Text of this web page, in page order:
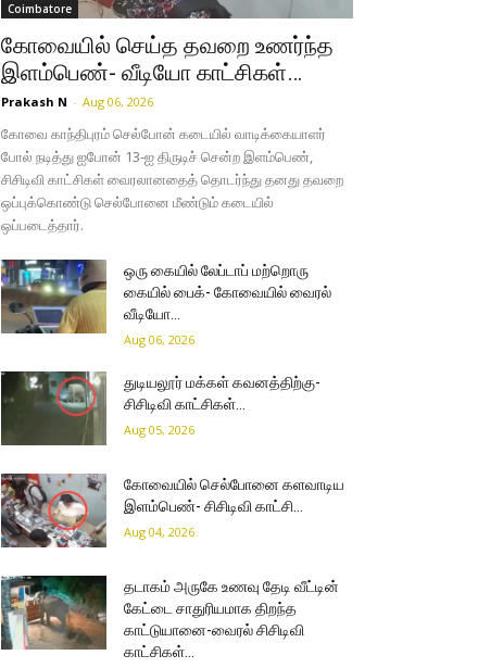
Coimbatore
கோவையில் செய்த தவறை உணர்ந்த
இளம்பெண்- வீடியோ காட்சிகள்…
Prakash N - Aug 06, 2026
கோவை காந்திபுரம் செல்போன் கடையில் வாடிக்கையாளர்
போல் நடித்து ஐபோன் 13-ஐ திருடிச் சென்ற இளம்பெண்,
சிசிடிவி காட்சிகள் வைரலானதைத் தொடர்ந்து தனது தவறை
ஒப்புக்கொண்டு செல்போனை மீண்டும் கடையில்
ஒப்படைத்தார்.
ஒரு கையில் லேப்டாப் மற்றொரு
கையில் பைக்- கோவையில் வைரல்
வீடியோ…
Aug 06, 2026
துடியலூர் மக்கள் கவனத்திற்கு-
சிசிடிவி காட்சிகள்…
Aug 05, 2026
கோவையில் செல்போனை களவாடிய
இளம்பெண்- சிசிடிவி காட்சி…
Aug 04, 2026
தடாகம் அருகே உணவு தேடி வீட்டின்
கேட்டை சாதுரியமாக திறந்த
காட்டுயானை-வைரல் சிசிடிவி
காட்சிகள்…